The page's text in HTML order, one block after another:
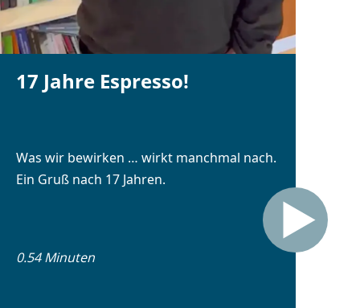
17 Jahre Espresso!
Was wir bewirken … wirkt manchmal nach.
Ein Gruß nach 17 Jahren.
0.54 Minuten